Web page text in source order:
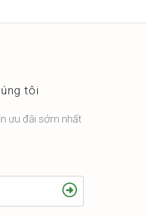
tôi
ưu đãi sớm nhất